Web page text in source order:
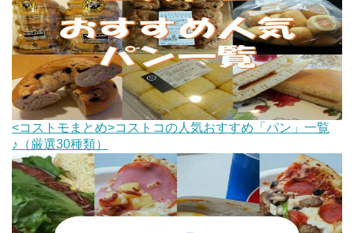
<コストモまとめ>コストコの人気おすすめ「パン」一覧
♪（厳選30種類）